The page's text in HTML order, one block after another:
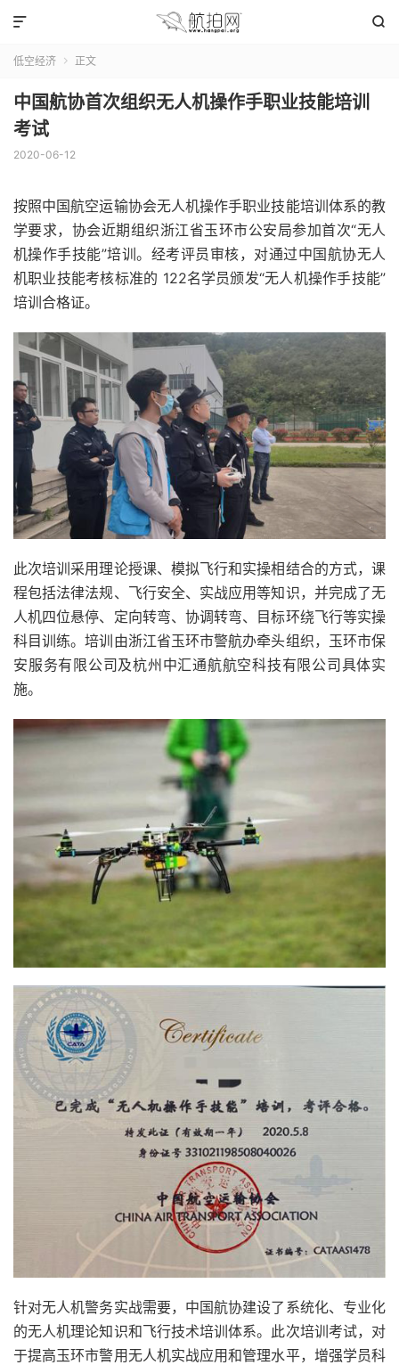


低空经济  正文
中国航协首次组织无人机操作手职业技能培训
考试
2020-06-12
按照中国航空运输协会无人机操作手职业技能培训体系的教
学要求，协会近期组织浙江省玉环市公安局参加首次“无人
机操作手技能”培训。经考评员审核，对通过中国航协无人
机职业技能考核标准的 122名学员颁发“无人机操作手技能”
培训合格证。
此次培训采用理论授课、模拟飞行和实操相结合的方式，课
程包括法律法规、飞行安全、实战应用等知识，并完成了无
人机四位悬停、定向转弯、协调转弯、目标环绕飞行等实操
科目训练。培训由浙江省玉环市警航办牵头组织，玉环市保
安服务有限公司及杭州中汇通航航空科技有限公司具体实
施。
针对无人机警务实战需要，中国航协建设了系统化、专业化
的无人机理论知识和飞行技术培训体系。此次培训考试，对
于提高玉环市警用无人机实战应用和管理水平，增强学员科